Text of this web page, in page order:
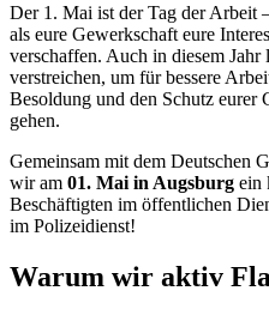
Der 1. Mai ist der Tag der Arbeit
als eure Gewerkschaft eure
verschaffen. Auch in diesem
verstreichen, um für bessere
Besoldung und den Schutz eurer
gehen.
Gemeinsam mit dem Deutschen
wir am 01. Mai in Augsburg ein
Beschäftigten im öffentlichen
im Polizeidienst!
Warum wir aktiv